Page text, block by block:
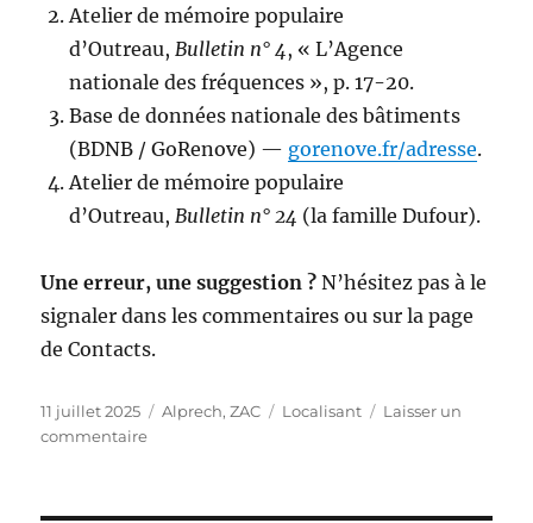
Atelier de mémoire populaire
d’Outreau,Bulletin n° 4, « L’Agence
nationale des fréquences », p. 17-20.
Base de données nationale des bâtiments
(BDNB / GoRenove) — gorenove.fr/adresse.
Atelier de mémoire populaire
d’Outreau,Bulletin n° 24 (la famille Dufour).
Une erreur, une suggestion ? N’hésitez pas à le
signaler dans les commentaires ou sur la page
de Contacts.
Publié
le
11 juillet 2025 Catégories
Alprech,ZAC Étiquettes
Localisant
Laisser un
commentairesur